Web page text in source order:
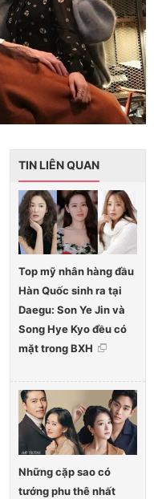
TIN LIÊN QUAN
Top mỹ nhân hàng đầu
Hàn Quốc sinh ra tại
Daegu: Son Ye Jin và
Song Hye Kyo đều có
mặt trong BXH
Những cặp sao có
tướng phu thê nhất